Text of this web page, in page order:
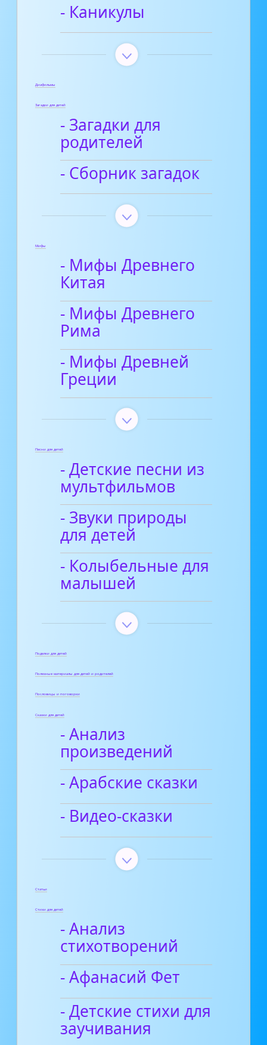
- Каникулы
Диафильмы
Загадки для детей
- Загадки для
родителей
- Сборник загадок
Мифы
- Мифы Древнего
Китая
- Мифы Древнего
Рима
- Мифы Древней
Греции
Песни для детей
- Детские песни из
мультфильмов
- Звуки природы
для детей
- Колыбельные для
малышей
Поделки для детей
Полезные материалы для детей и родителей
Пословицы и поговорки
Сказки для детей
- Анализ
произведений
- Арабские сказки
- Видео-сказки
Статьи
Стихи для детей
- Анализ
стихотворений
- Афанасий Фет
- Детские стихи для
заучивания